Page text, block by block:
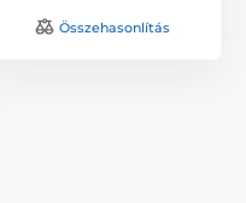
Összehasonlítás